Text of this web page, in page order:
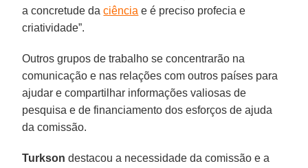
a concretude daciência e é preciso profecia e
criatividade”.
Outros grupos de trabalho se concentrarão na
comunicação e nas relações com outros países para
ajudar e compartilhar informações valiosas de
pesquisa e de financiamento dos esforços de ajuda
da comissão.
Turkson destacou a necessidade da comissão e a